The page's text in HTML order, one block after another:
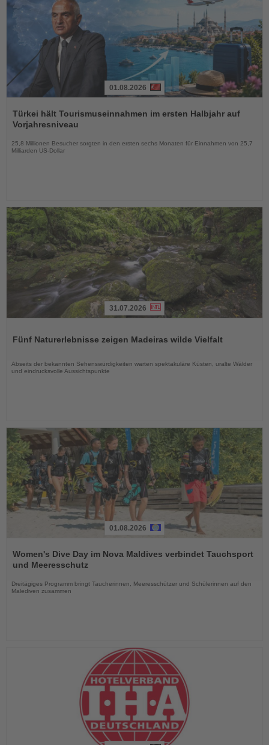
Sie
die
Nachrichten
01.08.2026
Türkei hält Tourismuseinnahmen im ersten Halbjahr auf
Vorjahresniveau
25,8 Millionen Besucher sorgten in den ersten sechs Monaten für Einnahmen von 25,7
Milliarden US-Dollar
die
31.07.2026
Fünf Naturerlebnisse zeigen Madeiras wilde Vielfalt
Abseits der bekannten Sehenswürdigkeiten warten spektakuläre Küsten, uralte Wälder
und eindrucksvolle Aussichtspunkte
Sie
die
01.08.2026
Women's Dive Day im Nova Maldives verbindet Tauchsport
und Meeresschutz
Dreitägiges Programm bringt Taucherinnen, Meeresschützer und Schülerinnen auf den
Malediven zusammen